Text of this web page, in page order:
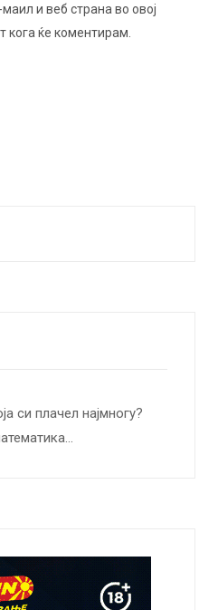
и веб страна во овој
кога ќе коментирам.
си плачел најмногу?